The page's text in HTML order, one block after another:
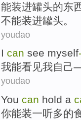
能装进罐头的东
不能装进罐头。
youdao
I can see myself-
我能看见我自己
youdao
You can hold a
你能装一听多的